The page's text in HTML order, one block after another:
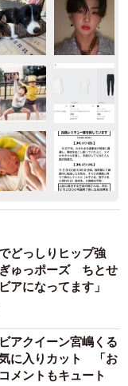
どっしりヒップ強
ゅっポーズ ちとせ
アになってます」
アクイーン宮嶋くる
に入りカット 「お
メントもキュート